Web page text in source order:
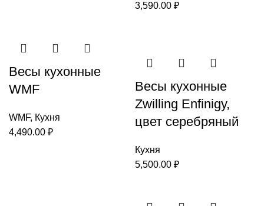
3,590.00 ₽
Весы кухонные
WMF
WMF, Кухня
4,490.00 ₽
Весы кухонные
Zwilling Enfinigy,
цвет серебряный
Кухня
5,500.00 ₽